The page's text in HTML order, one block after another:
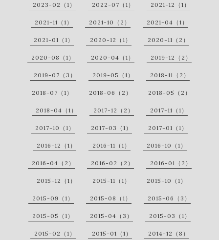
2023-02（1） 2022-07（1） 2021-12（1）
2021-11（1） 2021-10（2） 2021-04（1）
2021-01（1） 2020-12（1） 2020-11（2）
2020-08（1） 2020-04（1） 2019-12（2）
2019-07（3） 2019-05（1） 2018-11（2）
2018-07（1） 2018-06（2） 2018-05（2）
2018-04（1） 2017-12（2） 2017-11（1）
2017-10（1） 2017-03（1） 2017-01（1）
2016-12（1） 2016-11（1） 2016-10（1）
2016-04（2） 2016-02（2） 2016-01（2）
2015-12（1） 2015-11（1） 2015-10（1）
2015-09（1） 2015-08（1） 2015-06（3）
2015-05（1） 2015-04（3） 2015-03（1）
2015-02（1） 2015-01（1） 2014-12（8）